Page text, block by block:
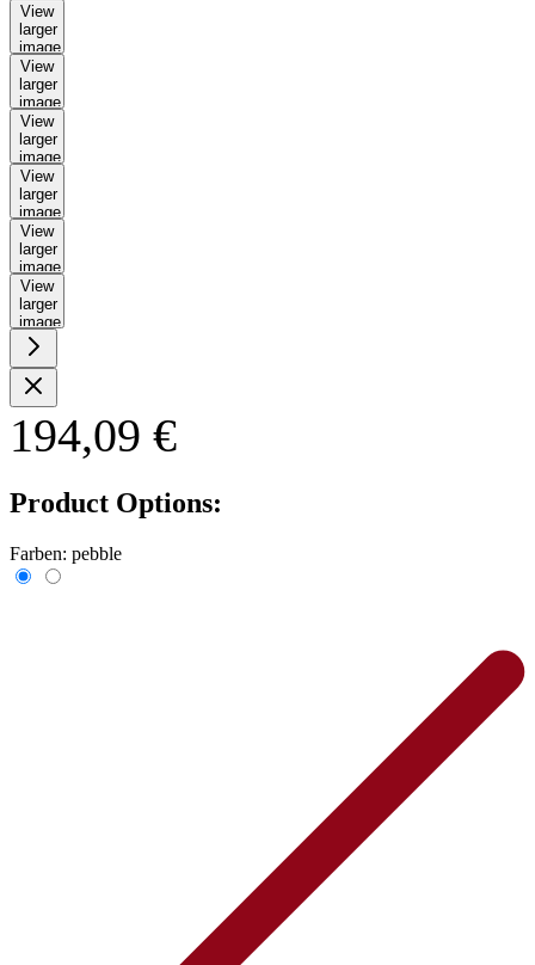
View
larger
image
View
larger
image
View
larger
image
View
larger
image
View
larger
image
View
larger
image
194,09 €
Product Options:
Farben: pebble